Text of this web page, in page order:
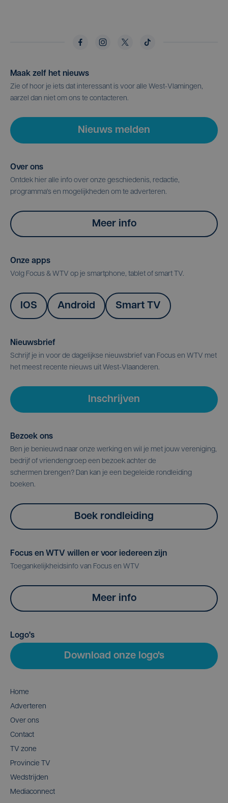
Maak zelf het nieuws
Zie of hoor je iets dat interessant is voor alle West-Vlamingen,
aarzel dan niet om ons te contacteren.
Nieuws melden
Over ons
Ontdek hier alle info over onze geschiedenis, redactie,
programma's en mogelijkheden om te adverteren.
Meer info
Onze apps
Volg Focus & WTV op je smartphone, tablet of smart TV.
IOS Android Smart TV
Nieuwsbrief
Schrijf je in voor de dagelijkse nieuwsbrief van Focus en WTV met
het meest recente nieuws uit West-Vlaanderen.
Inschrijven
Bezoek ons
Ben je benieuwd naar onze werking en wil je met jouw vereniging,
bedrijf of vriendengroep een bezoek achter de
schermen brengen? Dan kan je een begeleide rondleiding
boeken.
Boek rondleiding
Focus en WTV willen er voor iedereen zijn
Toegankelijkheidsinfo van Focus en WTV
Meer info
Logo's
Download onze logo's
Home
Adverteren
Over ons
Contact
TV zone
Provincie TV
Wedstrijden
Mediaconnect